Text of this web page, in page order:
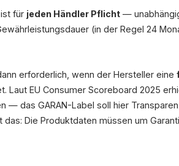
für jeden Händler Pflicht —
(in der Regel 24
erforderlich, wenn der Hersteller eine
Laut EU Consumer Scoreboard 2025
— das GARAN-Label soll hier
das: Die Produktdaten müssen um